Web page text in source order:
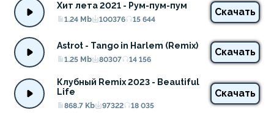
Хит лета 2021 - Рум-пум-пум
1.24 Mb 100376 15 644
Скачать
Astrot - Tango in Harlem (Remix)
1.25 Mb 80307 14 156
Скачать
Клубный Remix 2023 - Beautiful
Life
868.7 Kb 97322 18 035
Скачать